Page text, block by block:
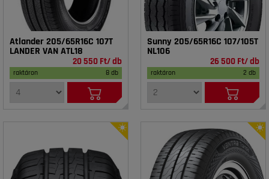
Atlander 205/65R16C 107T
LANDER VAN ATL18
20 550 Ft/ db
raktáron 8 db
Sunny 205/65R16C 107/105T
NL106
26 500 Ft/ db
raktáron 2 db